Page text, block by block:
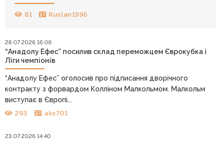
81 Ruslan1996
28.07.2026 16:06
“Анадолу Ефес” посилив склад переможцем Єврокубка і
Ліги чемпіонів
“Анадолу Ефес” оголосив про підписання дворічного
контракту з форвардом Колліном Малкольмом. Малкольм
виступає в Європі...
293 aks701
23.07.2026 14:40